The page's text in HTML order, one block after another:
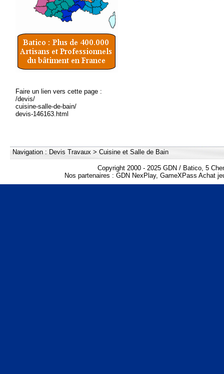
Faire un lien vers cette page :
/devis/
cuisine-salle-de-bain/
devis-146163.html
Navigation : Devis Travaux > Cuisine et Salle de Bain
Copyright 2000 - 2025 GDN / Batico, 5
Nos partenaires : GDN NexPlay, GameXPass Achat